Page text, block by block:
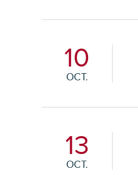
10
OCT.
13
OCT.